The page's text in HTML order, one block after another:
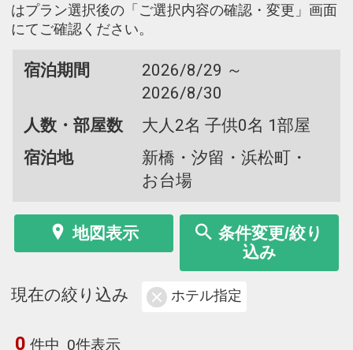
はプラン選択後の「ご選択内容の確認・変更」画面
にてご確認ください。
宿泊期間
2026/8/29 ～
2026/8/30
人数・部屋数
大人2名 子供0名 1部屋
宿泊地
新橋・汐留・浜松町・
お台場
地図表示
条件変更/絞り
込み
現在の絞り込み ホテル指定
0 件中 0件表示